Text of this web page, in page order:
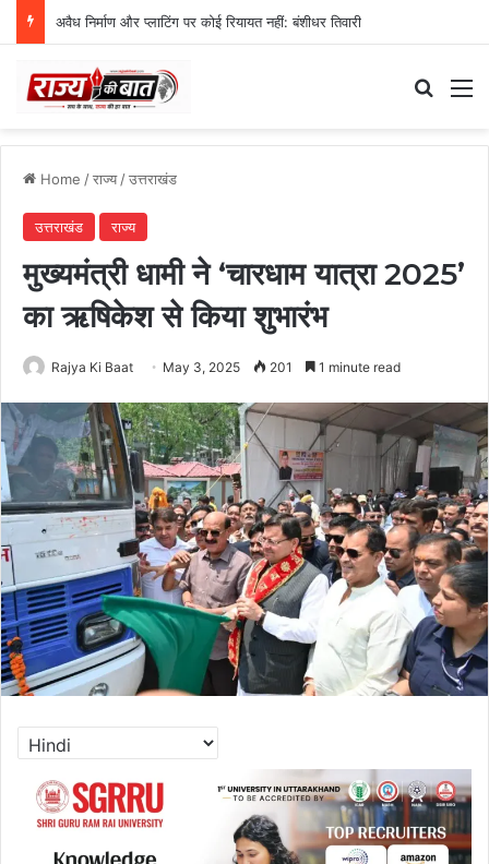
अवैध निर्माण और प्लाटिंग पर कोई रियायत नहीं: बंशीधर तिवारी
Home /राज्य/उत्तराखंड
उत्तराखंड राज्य
मुख्यमंत्री धामी ने ‘चारधाम यात्रा 2025’
का ऋषिकेश से किया शुभारंभ
Rajya Ki Baat May 3, 2025 201 1 minute read